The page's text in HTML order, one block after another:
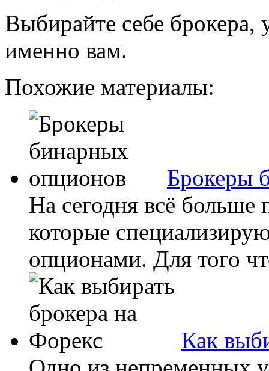
Выбирайте себе брокера,
именно вам.
Похожие материалы:
Брокеры
На сегодня всё больше
которые
опционами. Для того
Как